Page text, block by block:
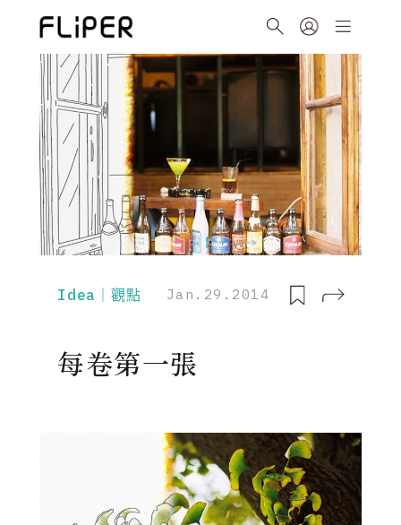
Idea｜觀點 Jan.29.2014
每卷第一張